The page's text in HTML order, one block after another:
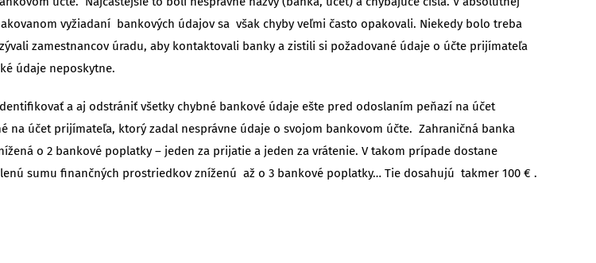
vyžiadaní bankových údajov sa však chyby veľmi často opakovali. Niekedy bolo treba
zamestnancov úradu, aby kontaktovali banky a zistili si požadované údaje o účte prijímateľa
údaje neposkytne.
a aj odstrániť všetky chybné bankové údaje ešte pred odoslaním peňazí na účet
účet prijímateľa, ktorý zadal nesprávne údaje o svojom bankovom účte. Zahraničná banka
o 2 bankové poplatky – jeden za prijatie a jeden za vrátenie. V takom prípade dostane
sumu finančných prostriedkov zníženú až o 3 bankové poplatky… Tie dosahujú takmer 100 € .